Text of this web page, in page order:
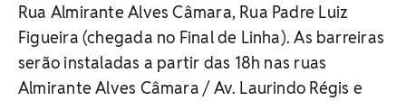
Rua Almirante Alves Câmara, Rua Padre Luiz
Figueira (chegada no Final de Linha). As barreiras
serão instaladas a partir das 18h nas ruas
Almirante Alves Câmara / Av. Laurindo Régis e